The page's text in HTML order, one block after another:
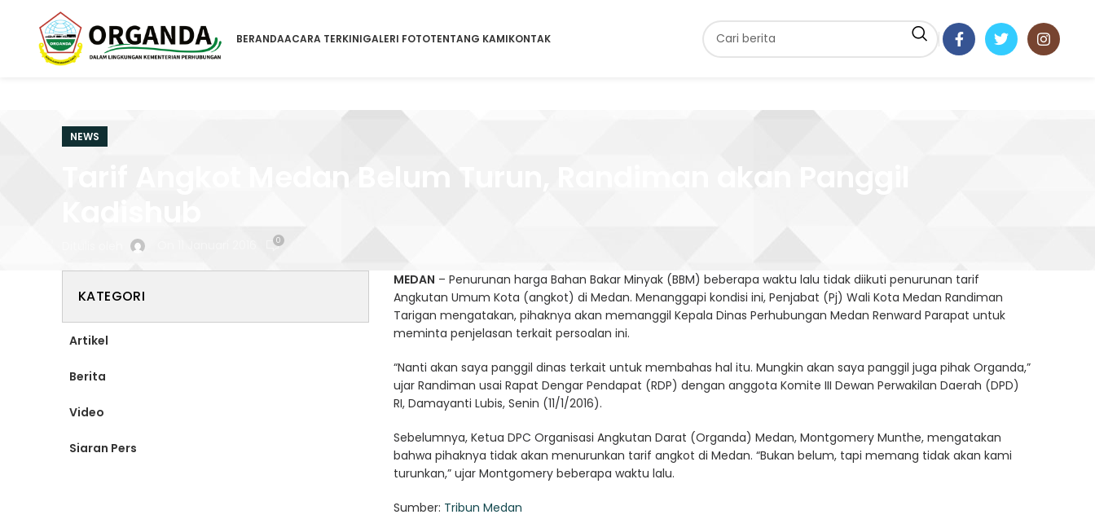
BERANDAACARA TERKINIGALERI FOTOTENTANG KAMIKONTAK
NEWS
0
MEDAN – Penurunan harga Bahan Bakar Minyak (BBM) beberapa waktu lalu tidak diikuti penurunan tarif
Angkutan Umum Kota (angkot) di Medan. Menanggapi kondisi ini, Penjabat (Pj) Wali Kota Medan Randiman
Tarigan mengatakan, pihaknya akan memanggil Kepala Dinas Perhubungan Medan Renward Parapat untuk
meminta penjelasan terkait persoalan ini.
“Nanti akan saya panggil dinas terkait untuk membahas hal itu. Mungkin akan saya panggil juga pihak Organda,”
ujar Randiman usai Rapat Dengar Pendapat (RDP) dengan anggota Komite III Dewan Perwakilan Daerah (DPD)
RI, Damayanti Lubis, Senin (11/1/2016).
Sebelumnya, Ketua DPC Organisasi Angkutan Darat (Organda) Medan, Montgomery Munthe, mengatakan
bahwa pihaknya tidak akan menurunkan tarif angkot di Medan. “Bukan belum, tapi memang tidak akan kami
turunkan,” ujar Montgomery beberapa waktu lalu.
Sumber: Tribun Medan
KATEGORI
Artikel
Berita
Video
Siaran Pers